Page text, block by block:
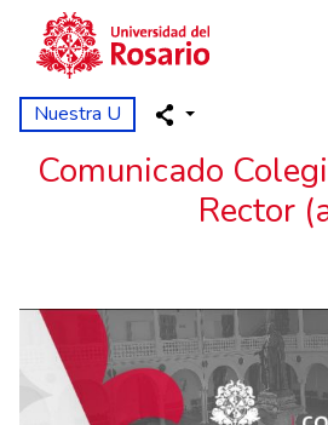
Pasar al contenido principal
Nuestra U
Comunicado
Rector